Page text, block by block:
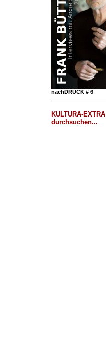
nachDRUCK # 6
KULTURA-EXTRA
durchsuchen...